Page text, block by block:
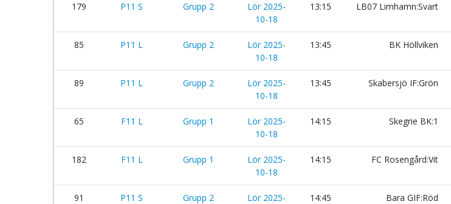
179 P11 S Grupp 2
Lör 2025-
10-18
13:15 LB07 Limhamn:Svart
85 P11 L Grupp 2
Lör 2025-
10-18
13:45 BK Höllviken
89 P11 L Grupp 2
Lör 2025-
10-18
13:45 Skabersjö IF:Grön
65 F11 L Grupp 1
Lör 2025-
10-18
14:15 Skegrie BK:1
182 F11 L Grupp 1
Lör 2025-
10-18
14:15 FC Rosengård:Vit
91 P11 S Grupp 2
Lör 2025-
14:45 Bara GIF:Röd